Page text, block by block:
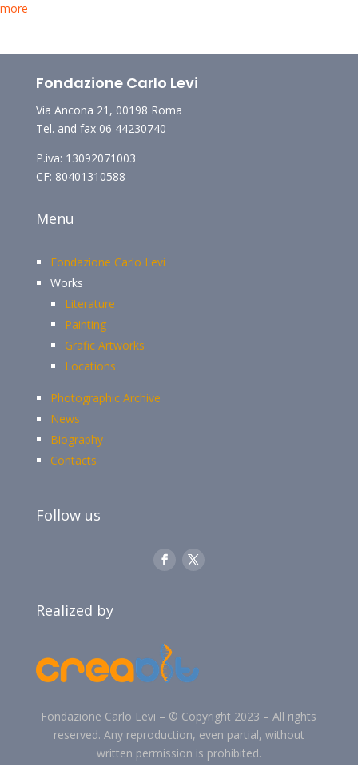
more
Fondazione Carlo Levi
Via Ancona 21, 00198 Roma
Tel. and fax 06 44230740
P.iva: 13092071003
CF: 80401310588
Menu
Fondazione Carlo Levi
Works
Literature
Painting
Grafic Artworks
Locations
Photographic Archive
News
Biography
Contacts
Follow us
Realized by
Fondazione Carlo Levi – © Copyright 2023 –All rights
reserved. Any reproduction, even partial, without
written permission is prohibited.